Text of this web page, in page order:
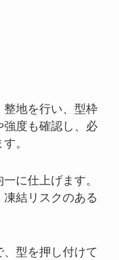
地を行い、型枠
強度も確認し、必
。
に仕上げます。
結リスクのある
型を押し付けて